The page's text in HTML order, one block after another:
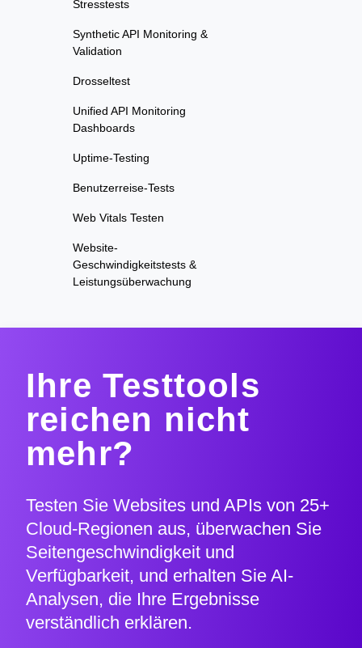
Stresstests
Synthetic API Monitoring &
Validation
Drosseltest
Unified API Monitoring
Dashboards
Uptime-Testing
Benutzerreise-Tests
Web Vitals Testen
Website-
Geschwindigkeitstests &
Leistungsüberwachung
Ihre Testtools
reichen nicht
mehr?
Testen Sie Websites und APIs von 25+
Cloud-Regionen aus, überwachen Sie
Seitengeschwindigkeit und
Verfügbarkeit, und erhalten Sie AI-
Analysen, die Ihre Ergebnisse
verständlich erklären.